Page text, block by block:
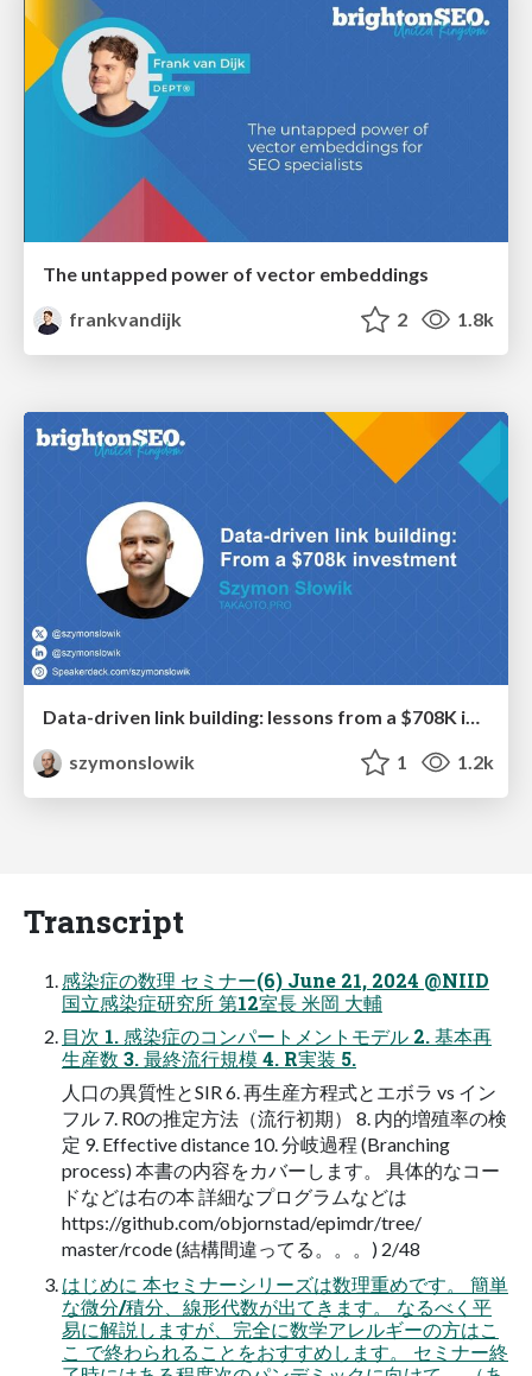
The untapped power of vector embeddings
frankvandijk
2 1.8k
szymonslowik
1 1.2k
Transcript
感染症の数理 セミナー(6) June 21, 2024 @NIID
国⽴感染症研究所 第12室⻑ ⽶岡 ⼤輔
⽬次 1. 感染症のコンパートメントモデル 2. 基本再
⽣産数 3. 最終流⾏規模 4. R実装 5.
⼈⼝の異質性とSIR 6. 再⽣産⽅程式とエボラ vs イン
フル 7. R0の推定⽅法（流⾏初期） 8. 内的増殖率の検
定 9. Effective distance 10. 分岐過程 (Branching
process) 本書の内容をカバーします。 具体的なコー
ドなどは右の本 詳細なプログラムなどは
https://github.com/objornstad/epimdr/tree/
master/rcode (結構間違ってる。。。) 2/48
はじめに 本セミナーシリーズは数理重めです。 簡単
な微分/積分、線形代数が出てきます。 なるべく平
易に解説しますが、完全に数学アレルギーの⽅はこ
こ で終わられることをおすすめします。 セミナー終